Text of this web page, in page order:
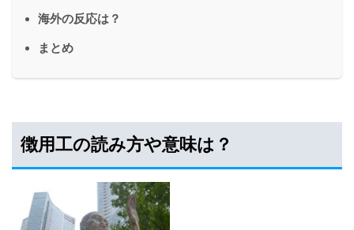
海外の反応は？
まとめ
徴用工の読み方や意味は？